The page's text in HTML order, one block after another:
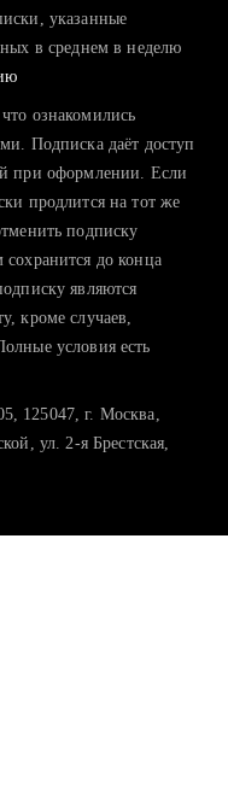
и вручную поднимаете
и оценить шансы
указанные
в среднем в неделю
ознакомились
Подписка даёт доступ
при оформлении. Если
продлится на тот же
подписку
до конца
являются
кроме случаев,
условия есть
125047, г. Москва,
ул. 2-я Брестская,